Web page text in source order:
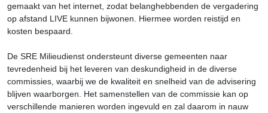
gemaakt van het internet, zodat belanghebbenden de vergadering
op afstand LIVE kunnen bijwonen. Hiermee worden reistijd en
kosten bespaard.
De SRE Milieudienst ondersteunt diverse gemeenten naar
tevredenheid bij het leveren van deskundigheid in de diverse
commissies, waarbij we de kwaliteit en snelheid van de advisering
blijven waarborgen. Het samenstellen van de commissie kan op
verschillende manieren worden ingevuld en zal daarom in nauw